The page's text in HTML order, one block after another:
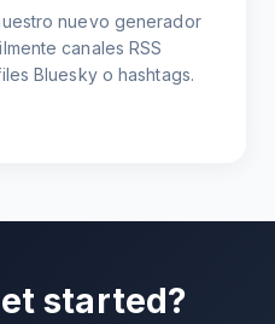
nuevo generador
canales RSS
Bluesky o hashtags.
started?